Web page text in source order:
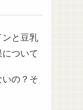
と豆乳
ついて
の？そ